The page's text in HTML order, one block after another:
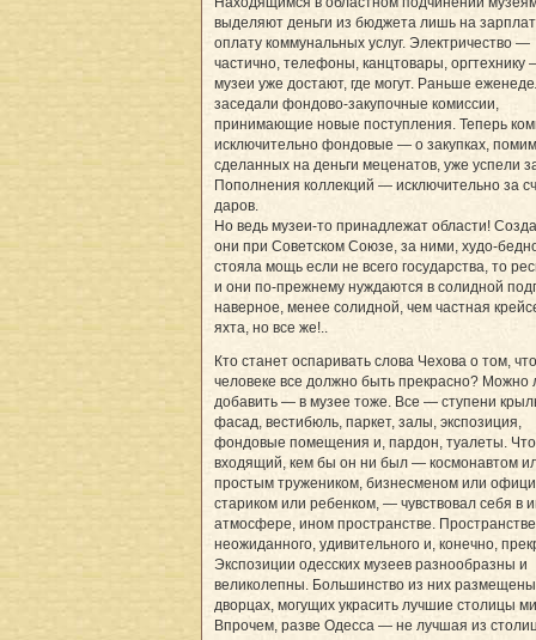
выделяют деньги из бюджета лишь на
оплату коммунальных услуг. Электричество —
частично, телефоны, канцтовары, оргтехнику
музеи уже достают, где могут. Раньше
заседали фондово-закупочные комиссии,
принимающие новые поступления. Теперь
исключительно фондовые — о закупках,
сделанных на деньги меценатов, уже успели
Пополнения коллекций — исключительно за
даров.
Но ведь музеи-то принадлежат области!
они при Советском Союзе, за ними, худо-
стояла мощь если не всего государства, то
и они по-прежнему нуждаются в солидной
наверное, менее солидной, чем частная
яхта, но все же!..
Кто станет оспаривать слова Чехова о том,
человеке все должно быть прекрасно? Можно
добавить — в музее тоже. Все — ступени
фасад, вестибюль, паркет, залы, экспозиция,
фондовые помещения и, пардон, туалеты.
входящий, кем бы он ни был — космонавтом
простым тружеником, бизнесменом или
стариком или ребенком, — чувствовал себя в
атмосфере, ином пространстве. Пространстве
неожиданного, удивительного и, конечно,
Экспозиции одесских музеев разнообразны и
великолепны. Большинство из них
дворцах, могущих украсить лучшие столицы
Впрочем, разве Одесса — не лучшая из